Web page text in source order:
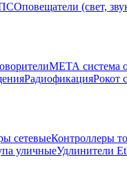
Оповещатели (свет,
МЕТА система
РадиофикацияРокот
сетевыеКонтроллеры
уличныеУдлинители